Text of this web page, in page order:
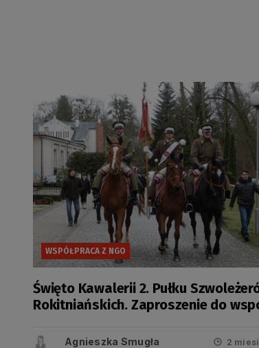
WSPÓŁPRACA Z NGO
Święto Kawalerii 2. Pułku
Rokitniańskich. Zaproszenie do
Agnieszka Smugła 2